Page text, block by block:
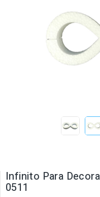
Infinito Para
0511